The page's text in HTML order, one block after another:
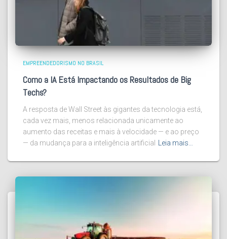
EMPREENDEDORISMO NO BRASIL
Como a IA Está Impactando os Resultados de Big
Techs?
A resposta de Wall Street às gigantes da tecnologia está,
cada vez mais, menos relacionada unicamente ao
aumento das receitas e mais à velocidade — e ao preço
— da mudança para a inteligência artificial
Leia mais…